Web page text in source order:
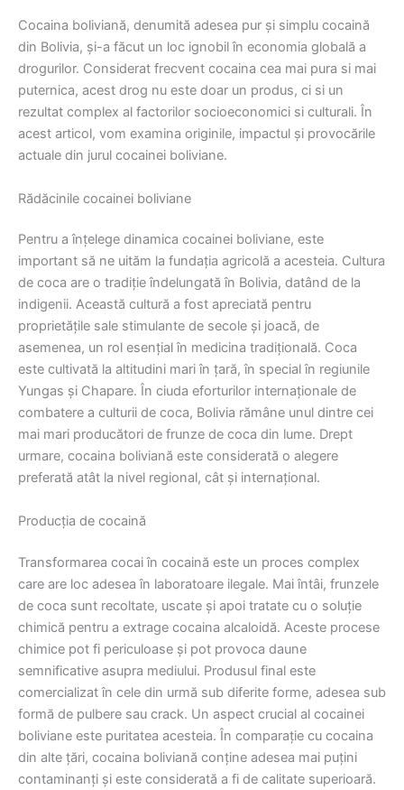
Cocaina boliviană, denumită adesea pur și simplu cocaină
din Bolivia, și-a făcut un loc ignobil în economia globală a
drogurilor. Considerat frecvent cocaina cea mai pura si mai
puternica, acest drog nu este doar un produs, ci si un
rezultat complex al factorilor socioeconomici si culturali. În
acest articol, vom examina originile, impactul și provocările
actuale din jurul cocainei boliviane.
Rădăcinile cocainei boliviane
Pentru a înțelege dinamica cocainei boliviane, este
important să ne uităm la fundația agricolă a acesteia. Cultura
de coca are o tradiție îndelungată în Bolivia, datând de la
indigenii. Această cultură a fost apreciată pentru
proprietățile sale stimulante de secole și joacă, de
asemenea, un rol esențial în medicina tradițională. Coca
este cultivată la altitudini mari în țară, în special în regiunile
Yungas și Chapare. În ciuda eforturilor internaționale de
combatere a culturii de coca, Bolivia rămâne unul dintre cei
mai mari producători de frunze de coca din lume. Drept
urmare, cocaina boliviană este considerată o alegere
preferată atât la nivel regional, cât și internațional.
Producția de cocaină
Transformarea cocai în cocaină este un proces complex
care are loc adesea în laboratoare ilegale. Mai întâi, frunzele
de coca sunt recoltate, uscate și apoi tratate cu o soluție
chimică pentru a extrage cocaina alcaloidă. Aceste procese
chimice pot fi periculoase și pot provoca daune
semnificative asupra mediului. Produsul final este
comercializat în cele din urmă sub diferite forme, adesea sub
formă de pulbere sau crack. Un aspect crucial al cocainei
boliviane este puritatea acesteia. În comparație cu cocaina
din alte țări, cocaina boliviană conține adesea mai puțini
contaminanți și este considerată a fi de calitate superioară.